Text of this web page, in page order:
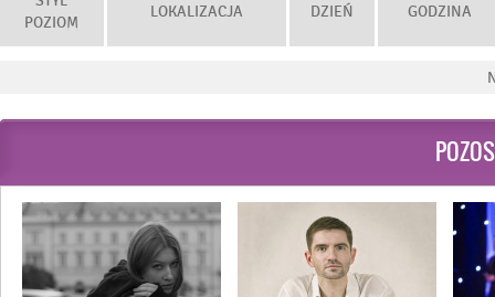
POZIOM
LOKALIZACJA DZIEŃ GODZINA